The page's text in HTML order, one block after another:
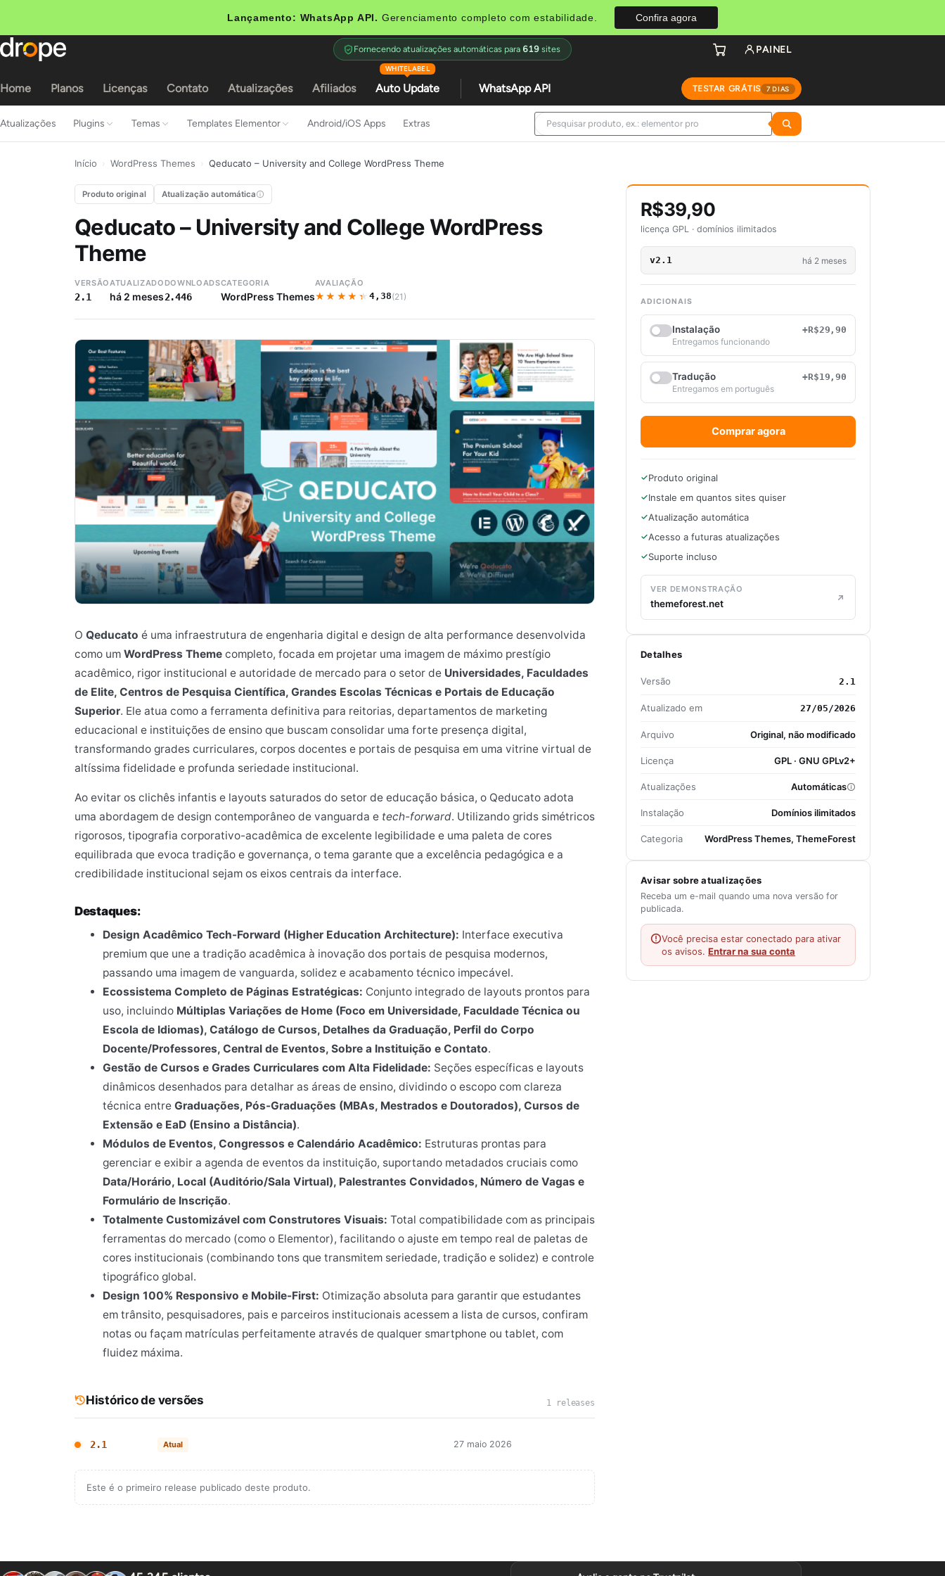
Lançamento: WhatsApp API. Gerenciamento completo com estabilidade. Confira agora
Home Planos Licenças Contato Atualizações Afiliados Auto Update
WHITELABEL
WhatsApp API TESTAR GRÁTIS 7 DIAS
Fornecendo atualizações automáticas para 619 sites PAINEL
Atualizações Plugins Temas Templates Elementor Android/iOS Apps Extras
Início WordPress Themes Qeducato – University and College WordPress Theme
Produto original Atualização automática
Qeducato – University and College WordPress
Theme
VERSÃO
2.1
ATUALIZADO
há 2 meses
DOWNLOADS
2.446
CATEGORIA
WordPress Themes
AVALIAÇÃO
★★★★★
★★★★★4,38(21)
O Qeducato é uma infraestrutura de engenharia digital e design de alta performance desenvolvida
como um WordPress Theme completo, focada em projetar uma imagem de máximo prestígio
acadêmico, rigor institucional e autoridade de mercado para o setor de Universidades, Faculdades
de Elite, Centros de Pesquisa Científica, Grandes Escolas Técnicas e Portais de Educação
Superior. Ele atua como a ferramenta definitiva para reitorias, departamentos de marketing
educacional e instituições de ensino que buscam consolidar uma forte presença digital,
transformando grades curriculares, corpos docentes e portais de pesquisa em uma vitrine virtual de
altíssima fidelidade e profunda seriedade institucional.
Ao evitar os clichês infantis e layouts saturados do setor de educação básica, o Qeducato adota
uma abordagem de design contemporâneo de vanguarda e tech-forward. Utilizando grids simétricos
rigorosos, tipografia corporativo-acadêmica de excelente legibilidade e uma paleta de cores
equilibrada que evoca tradição e governança, o tema garante que a excelência pedagógica e a
credibilidade institucional sejam os eixos centrais da interface.
Destaques:
Design Acadêmico Tech-Forward (Higher Education Architecture): Interface executiva
premium que une a tradição acadêmica à inovação dos portais de pesquisa modernos,
passando uma imagem de vanguarda, solidez e acabamento técnico impecável.
Ecossistema Completo de Páginas Estratégicas: Conjunto integrado de layouts prontos para
uso, incluindo Múltiplas Variações de Home (Foco em Universidade, Faculdade Técnica ou
Escola de Idiomas), Catálogo de Cursos, Detalhes da Graduação, Perfil do Corpo
Docente/Professores, Central de Eventos, Sobre a Instituição e Contato.
Gestão de Cursos e Grades Curriculares com Alta Fidelidade: Seções específicas e layouts
dinâmicos desenhados para detalhar as áreas de ensino, dividindo o escopo com clareza
técnica entre Graduações, Pós-Graduações (MBAs, Mestrados e Doutorados), Cursos de
Extensão e EaD (Ensino a Distância).
Módulos de Eventos, Congressos e Calendário Acadêmico: Estruturas prontas para
gerenciar e exibir a agenda de eventos da instituição, suportando metadados cruciais como
Data/Horário, Local (Auditório/Sala Virtual), Palestrantes Convidados, Número de Vagas e
Formulário de Inscrição.
Totalmente Customizável com Construtores Visuais: Total compatibilidade com as principais
ferramentas do mercado (como o Elementor), facilitando o ajuste em tempo real de paletas de
cores institucionais (combinando tons que transmitem seriedade, tradição e solidez) e controle
tipográfico global.
Design 100% Responsivo e Mobile-First: Otimização absoluta para garantir que estudantes
em trânsito, pesquisadores, pais e parceiros institucionais acessem a lista de cursos, confiram
notas ou façam matrículas perfeitamente através de qualquer smartphone ou tablet, com
fluidez máxima.
Histórico de versões 1 releases
2.1 Atual 27 maio 2026
Este é o primeiro release publicado deste produto.
R$39,90
licença GPL · domínios ilimitados
v2.1 há 2 meses
ADICIONAIS
Instalação
+R$29,90
Entregamos funcionando
Tradução
+R$19,90
Entregamos em português
Comprar agora
Produto original
Instale em quantos sites quiser
Atualização automática
Acesso a futuras atualizações
Suporte incluso
VER DEMONSTRAÇÃO
themeforest.net
Detalhes
Versão 2.1
Atualizado em 27/05/2026
Arquivo Original, não modificado
Licença GPL · GNU GPLv2+
Atualizações Automáticas
Instalação Domínios ilimitados
Categoria WordPress Themes, ThemeForest
Avisar sobre atualizações
Receba um e-mail quando uma nova versão for
publicada.
Você precisa estar conectado para ativar
os avisos. Entrar na sua conta